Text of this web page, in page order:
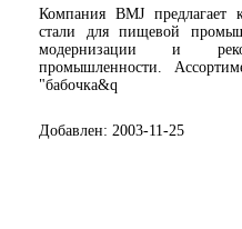
Компания BMJ предлагает
стали для пищевой
модернизации и
промышленности.
"бабочка&q
Добавлен: 2003-11-25